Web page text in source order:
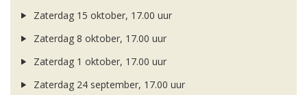
Zaterdag 15 oktober, 17.00 uur
Zaterdag 8 oktober, 17.00 uur
Zaterdag 1 oktober, 17.00 uur
Zaterdag 24 september, 17.00 uur